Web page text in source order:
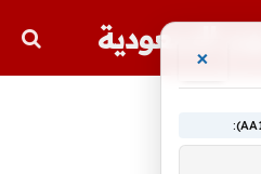
السعودية
×